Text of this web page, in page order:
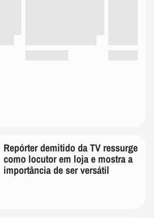
Repórter demitido da TV ressurge
como locutor em loja e mostra a
importância de ser versátil